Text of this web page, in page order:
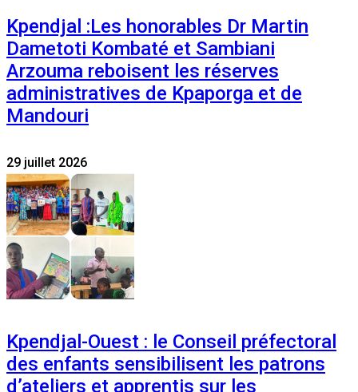
Kpendjal :Les honorables Dr Martin
Dametoti Kombaté et Sambiani
Arzouma reboisent les réserves
administratives de Kpaporga et de
Mandouri
29 juillet 2026
Kpendjal-Ouest : le Conseil préfectoral
des enfants sensibilisent les patrons
d’ateliers et apprentis sur les